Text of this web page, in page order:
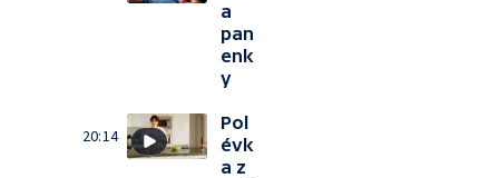
a
pan
enk
y
20:14
Pol
évk
a z